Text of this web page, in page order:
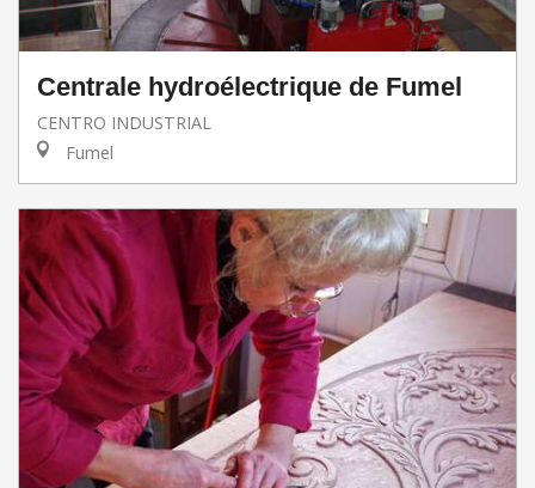
Centrale hydroélectrique de Fumel
CENTRO INDUSTRIAL
Fumel